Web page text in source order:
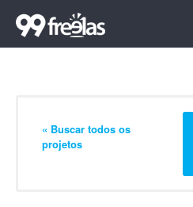
« Buscar todos os
projetos